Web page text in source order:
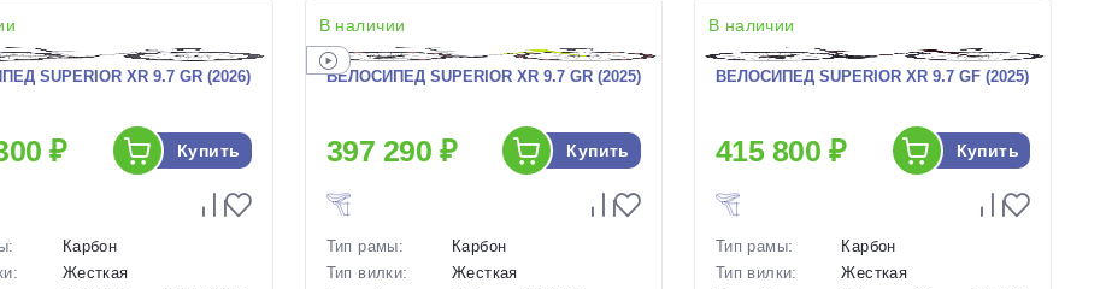
SUPERIOR XR 9.7 GR (2026)
₽ Купить
Карбон
Жесткая
В наличии
ВЕЛОСИПЕД SUPERIOR XR 9.7 GR (2025)
397 290 ₽ Купить
Тип рамы:
Карбон
Тип вилки:
Жесткая
В наличии
ВЕЛОСИПЕД SUPERIOR XR 9.7 GF (2025)
415 800 ₽ Купить
Тип рамы:
Карбон
Тип вилки:
Жесткая